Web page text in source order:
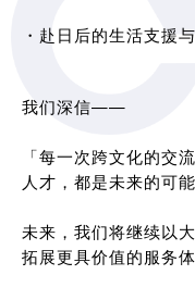
・赴日后的生活支援
我们深信——
「每一次跨文化的交
人才，都是未来的可能
未来，我们将继续以
拓展更具价值的服务体